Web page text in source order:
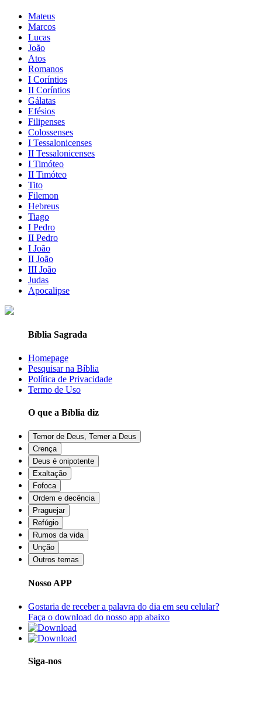
Mateus
Marcos
Lucas
João
Atos
Romanos
I Coríntios
II Coríntios
Gálatas
Efésios
Filipenses
Colossenses
I Tessalonicenses
II Tessalonicenses
I Timóteo
II Timóteo
Tito
Filemon
Hebreus
Tiago
I Pedro
II Pedro
I João
II João
III João
Judas
Apocalipse
Bíblia Sagrada
Homepage
Pesquisar na Bíblia
Política de Privacidade
Termo de Uso
O que a Bíblia diz
Temor de Deus, Temer a Deus
Crença
Deus é onipotente
Exaltação
Fofoca
Ordem e decência
Praguejar
Refúgio
Rumos da vida
Unção
Outros temas
Nosso APP
Gostaria de receber a palavra do dia em seu celular?
Faça o download do nosso app abaixo
Siga-nos